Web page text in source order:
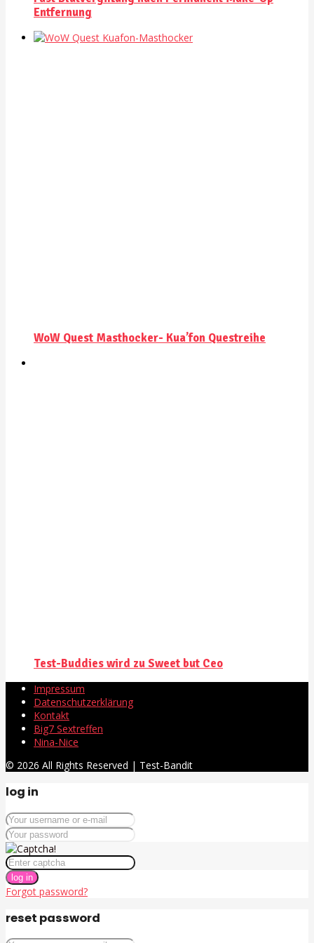
Entfernung
WoW Quest Masthocker- Kua’fon Questreihe
Test-Buddies wird zu Sweet but Ceo
Impressum
Datenschutzerklärung
Kontakt
Big7 Sextreffen
Nina-Nice
© 2026 All Rights Reserved | Test-Bandit
log in
log in
Forgot password?
reset password